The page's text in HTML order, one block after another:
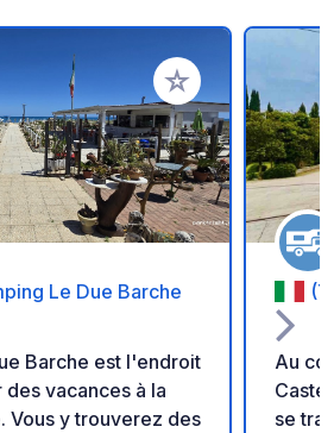
Ajouter à vos
Le Due Barche
Barche est l'endroit
vacances à la
Au
se